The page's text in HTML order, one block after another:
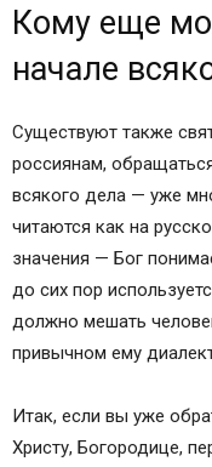
Кому еще
начале
Существуют также
россиянам,
всякого дела — уже
читаются как на
значения — Бог
до сих пор
должно мешать
привычном ему
Итак, если вы уже
Христу, Богородице,